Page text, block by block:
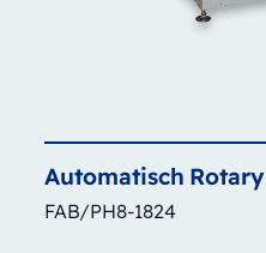
Automatisch Rotary
FAB/PH8-1824